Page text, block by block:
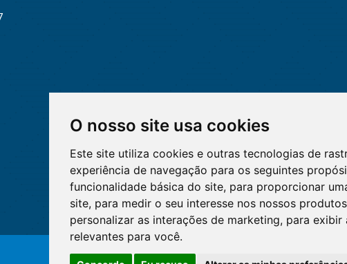
O nosso site usa cookies
Este site utiliza cookies e outras tecnologias de
experiência de navegação para os seguintes
funcionalidade básica do site, para proporcionar
site, para medir o seu interesse nos nossos
personalizar as interações de marketing, para exibir
relevantes para você.